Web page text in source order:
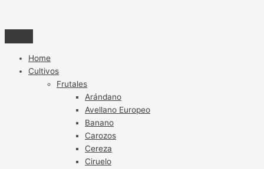
Home
Cultivos
Frutales
Arándano
Avellano Europeo
Banano
Carozos
Cereza
Ciruelo